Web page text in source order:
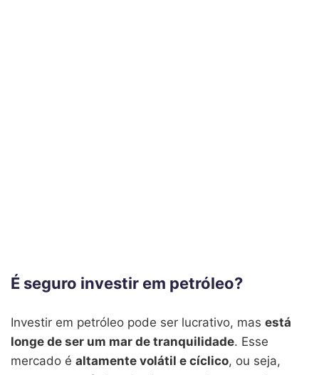
É seguro investir em petróleo?
Investir em petróleo pode ser lucrativo, mas está
longe de ser um mar de tranquilidade. Esse
mercado é altamente volátil e cíclico, ou seja,